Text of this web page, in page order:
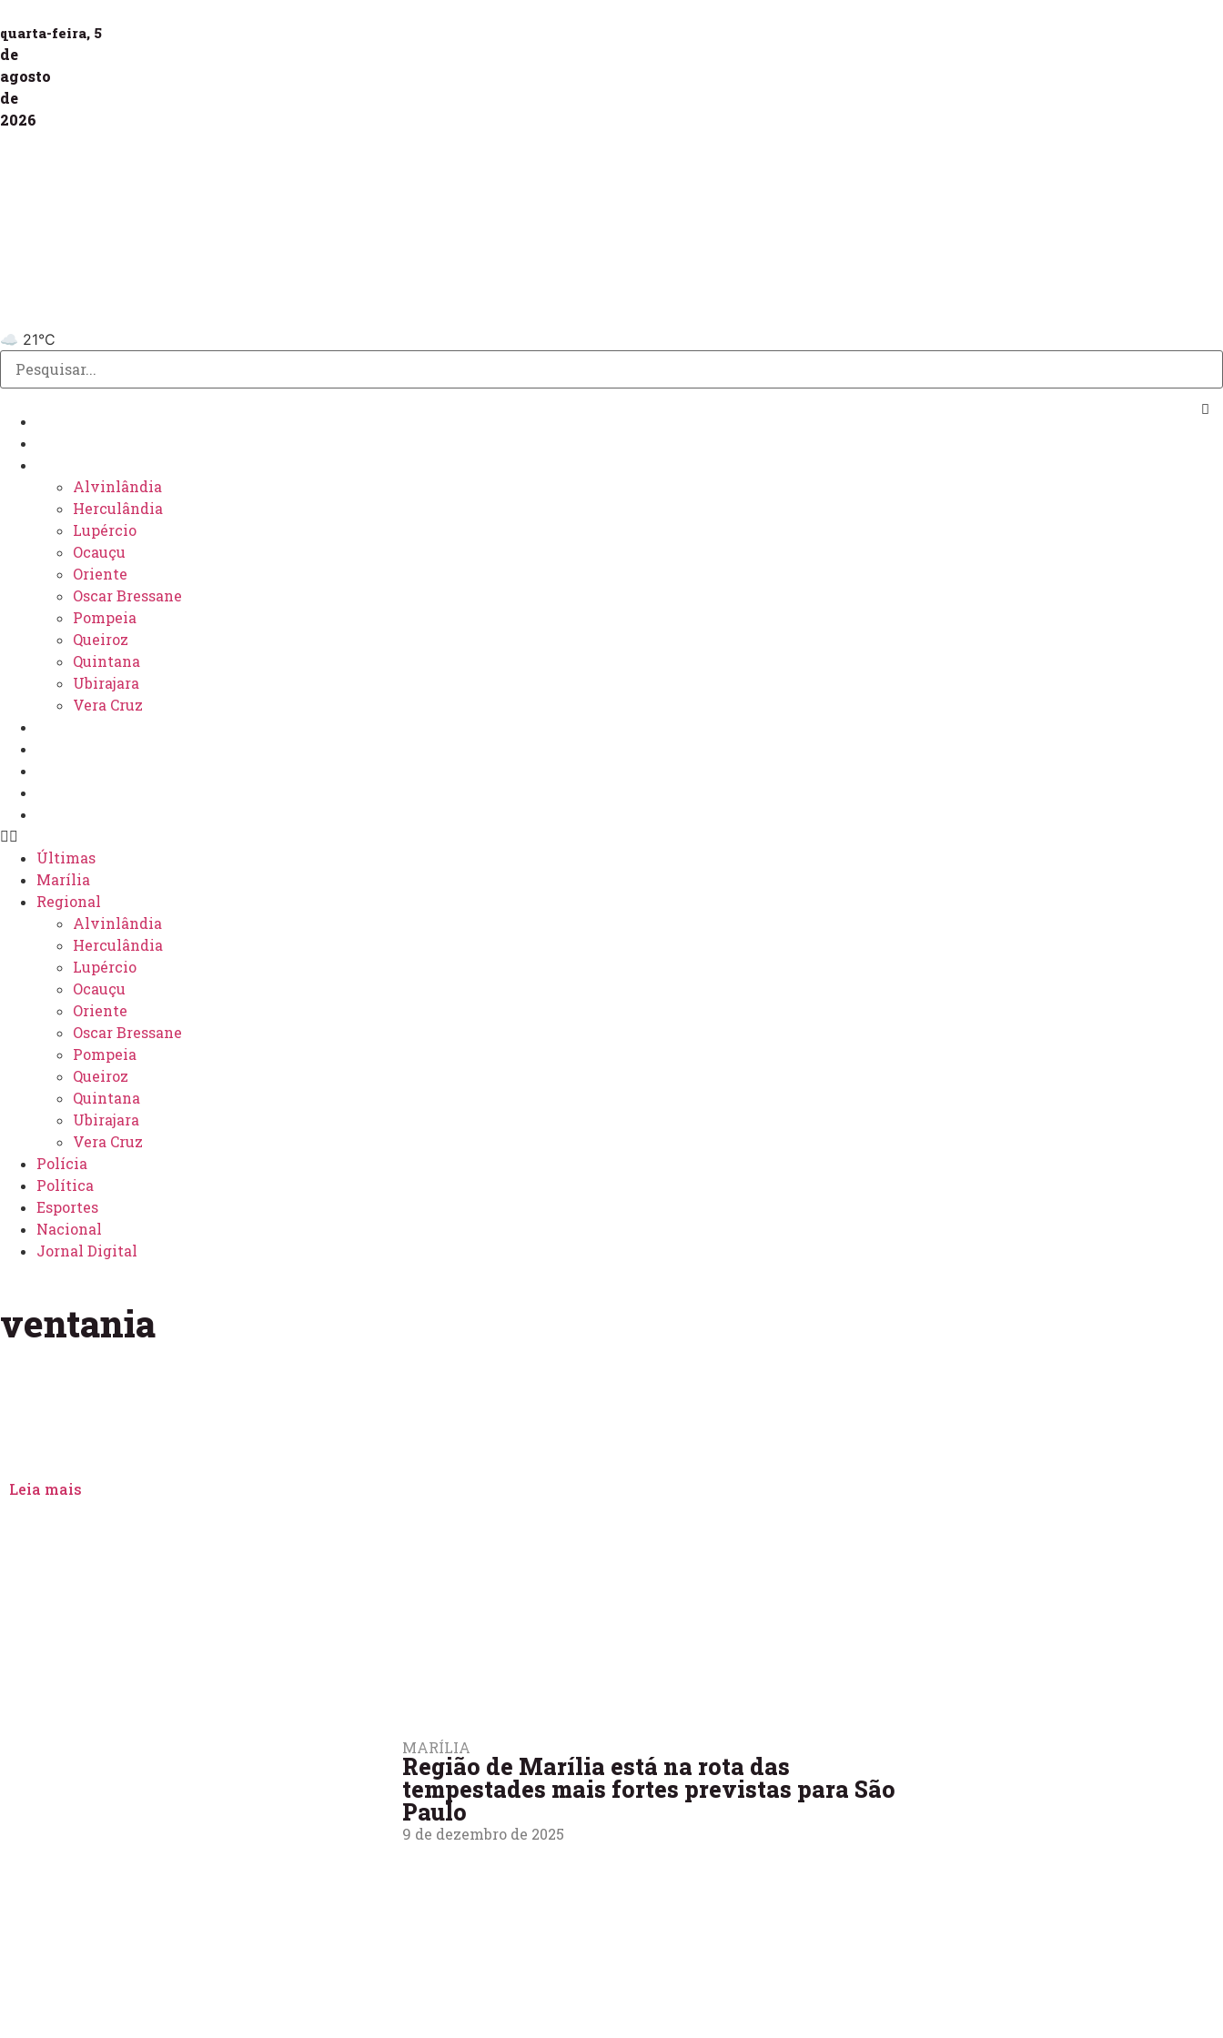
quarta-feira, 5
de
agosto
de
2026
☁️ 21°C
Alvinlândia
Herculândia
Lupércio
Ocauçu
Oriente
Oscar Bressane
Pompeia
Queiroz
Quintana
Ubirajara
Vera Cruz
Últimas
Marília
Regional
Alvinlândia
Herculândia
Lupércio
Ocauçu
Oriente
Oscar Bressane
Pompeia
Queiroz
Quintana
Ubirajara
Vera Cruz
Polícia
Política
Esportes
Nacional
Jornal Digital
ventania
Leia mais
MARÍLIA
Região de Marília está na rota das
tempestades mais fortes previstas para São
Paulo
9 de dezembro de 2025